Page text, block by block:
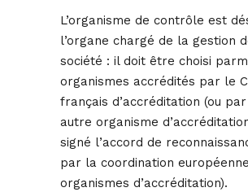
L’organisme de contrôle est
l’organe chargé de la gestion
société : il doit être choisi
organismes accrédités par le
français d’accréditation (ou
autre organisme
signé l’accord de
par la coordination
organismes d’accréditation).